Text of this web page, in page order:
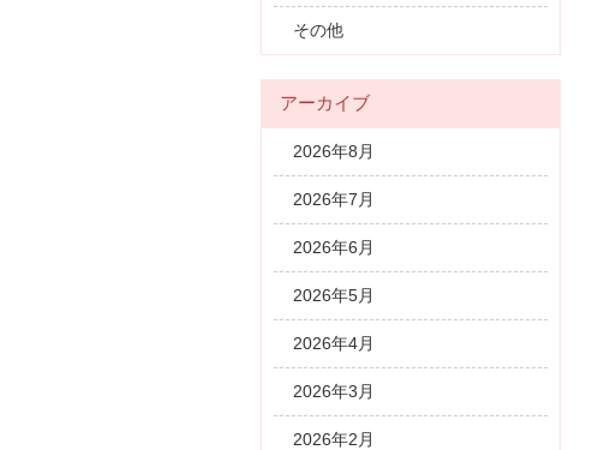
その他
アーカイブ
2026年8月
2026年7月
2026年6月
2026年5月
2026年4月
2026年3月
2026年2月